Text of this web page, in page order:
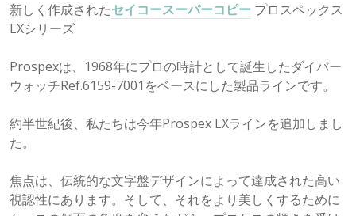
新しく作成されたセイコースーパーコピー プロスペックス
LXシリーズ
Prospexは、1968年にプロの時計として誕生したダイバー
ウォッチRef.6159-7001をベースにした製品ラインです。
約半世紀後、私たちは今年Prospex LXラインを追加しまし
た。
焦点は、伝統的な文字盤デザインによって達成された高い
視認性にあります。そして、それをより美しくするために